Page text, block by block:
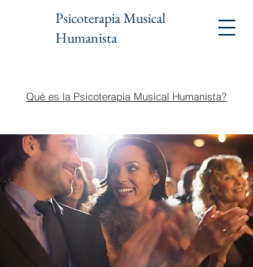
Psicoterapia Musical
Humanista
Qué es la Psicoterapia Musical Humanista?